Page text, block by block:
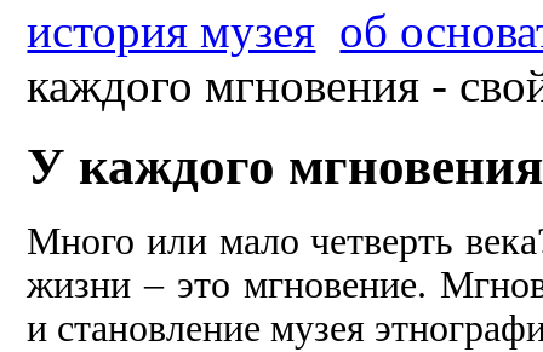
история музея об
каждого мгновения -
У каждого
Много или мало четверть
жизни – это мгновение.
и становление музея